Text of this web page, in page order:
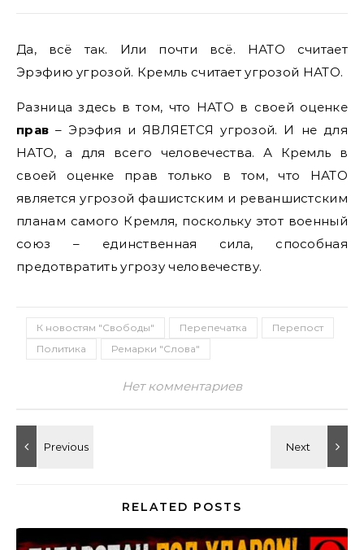
Да, всё так. Или почти всё. НАТО считает
Эрэфию угрозой. Кремль считает угрозой НАТО.
Разница здесь в том, что НАТО в своей оценке
прав – Эрэфия и ЯВЛЯЕТСЯ угрозой. И не для
НАТО, а для всего человечества. А Кремль в
своей оценке прав только в том, что НАТО
является угрозой фашистским и реваншистским
планам самого Кремля, поскольку этот военный
союз – единственная сила, способная
предотвратить угрозу человечеству.
К новостям "Свободы" Перепечатка
Перепост
Политика
Ремарки "Слова"
Нет комментариев
RELATED POSTS